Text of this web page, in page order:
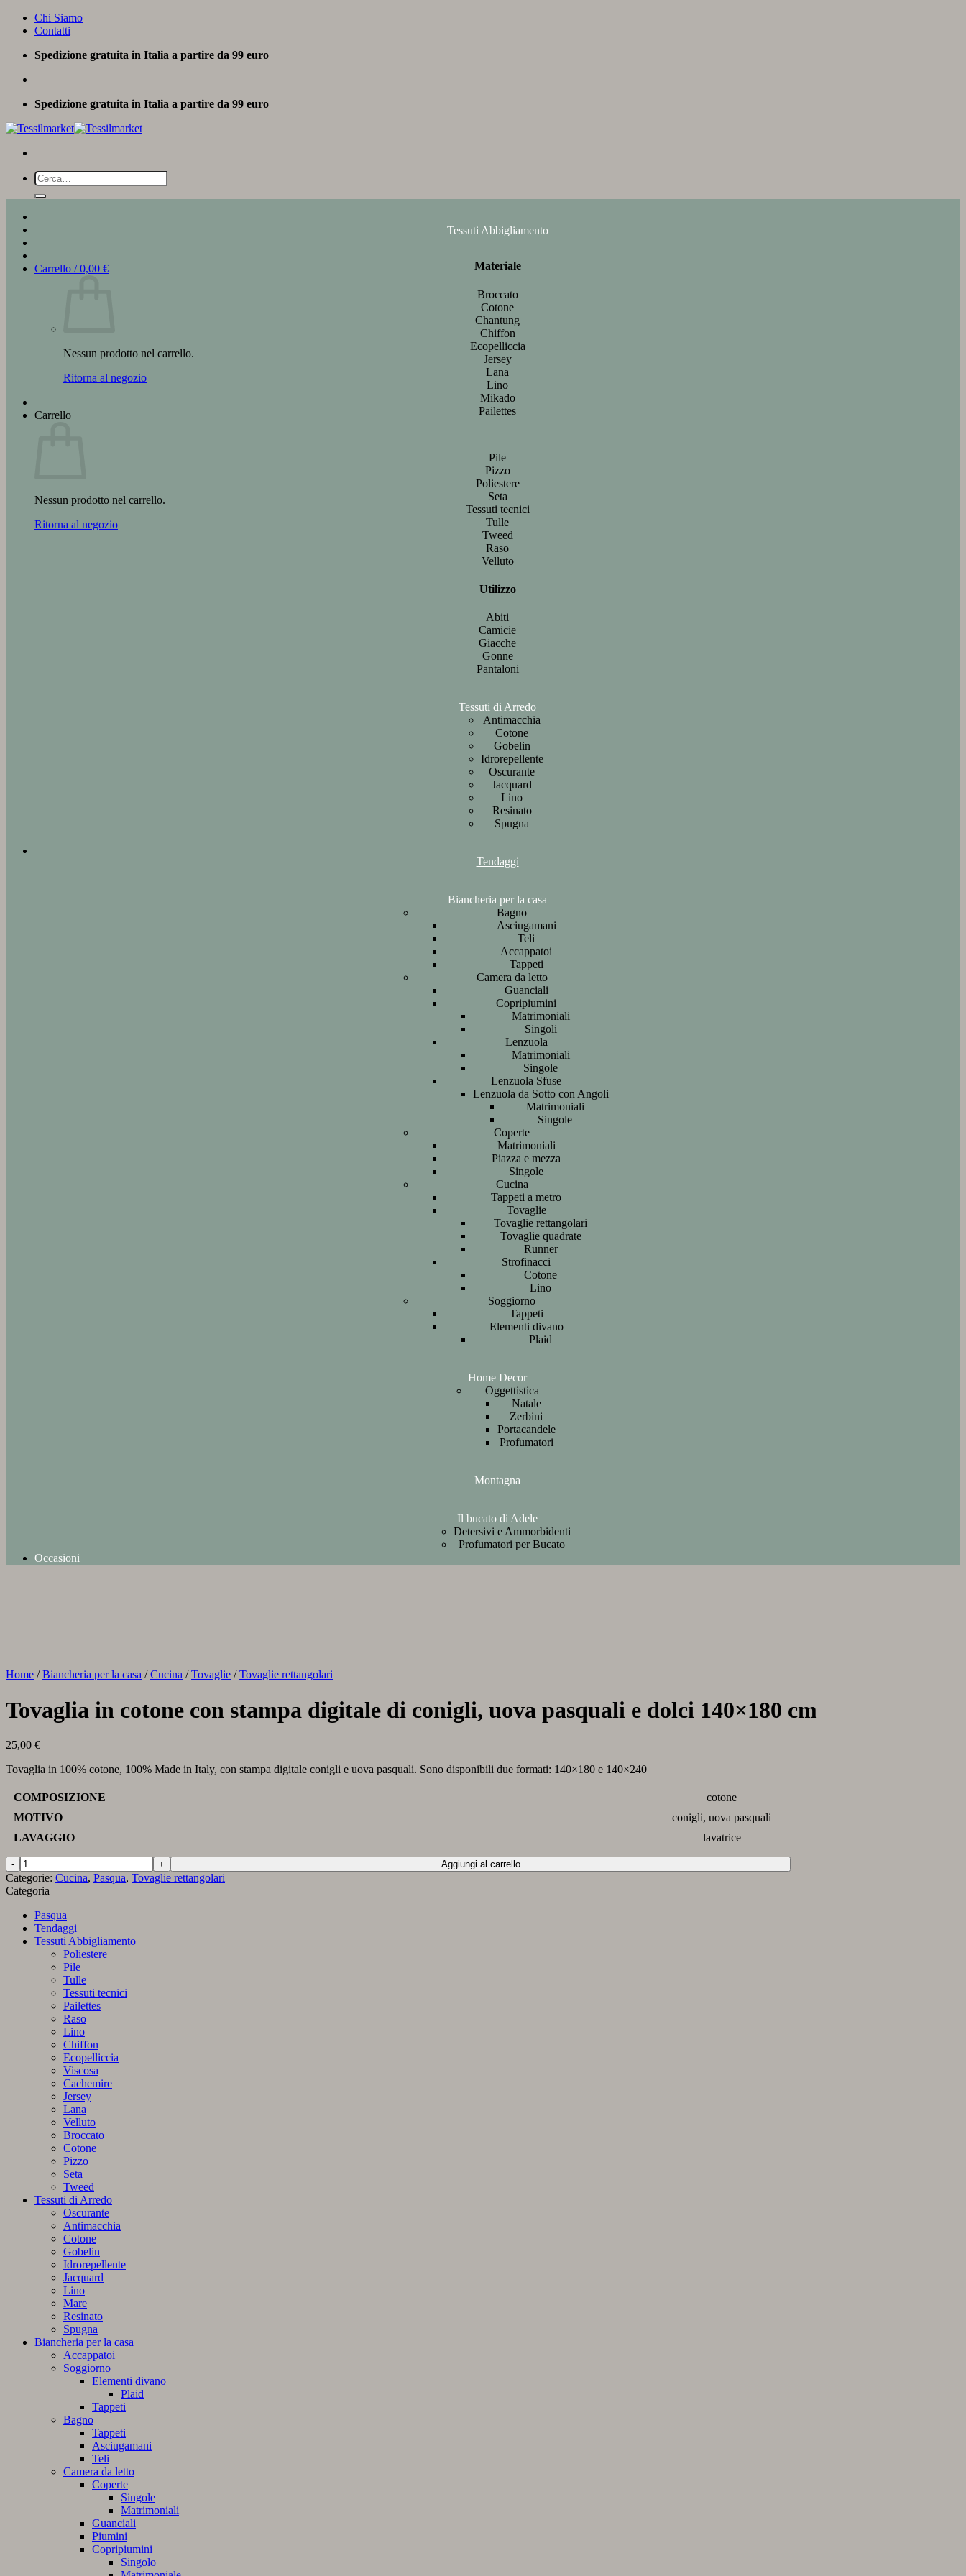
Salta
Chi Siamo
Contatti
Spedizione gratuita in Italia a partire da 99 euro
Spedizione gratuita in Italia a partire da 99 euro
Cerca:
Carrello /0,00 €
Nessun prodotto nel carrello.
Ritorna al negozio
Carrello
Nessun prodotto nel carrello.
Ritorna al negozio
Tessuti Abbigliamento
Materiale
Broccato
Cotone
Chantung
Chiffon
Ecopelliccia
Jersey
Lana
Lino
Mikado
Pailettes
Pile
Pizzo
Poliestere
Seta
Tessuti tecnici
Tulle
Tweed
Raso
Velluto
Utilizzo
Abiti
Camicie
Giacche
Gonne
Pantaloni
Tessuti di Arredo
Antimacchia
Cotone
Gobelin
Idrorepellente
Oscurante
Jacquard
Lino
Resinato
Spugna
Tendaggi
Biancheria per la casa
Bagno
Asciugamani
Teli
Accappatoi
Tappeti
Camera da letto
Guanciali
Copripiumini
Matrimoniali
Singoli
Lenzuola
Matrimoniali
Singole
Lenzuola Sfuse
Lenzuola da Sotto con Angoli
Matrimoniali
Singole
Coperte
Matrimoniali
Piazza e mezza
Singole
Cucina
Tappeti a metro
Tovaglie
Tovaglie rettangolari
Tovaglie quadrate
Runner
Strofinacci
Cotone
Lino
Soggiorno
Tappeti
Elementi divano
Plaid
Home Decor
Oggettistica
Natale
Zerbini
Portacandele
Profumatori
Montagna
Il bucato di Adele
Detersivi e Ammorbidenti
Profumatori per Bucato
Occasioni
Home / Biancheria per la casa / Cucina / Tovaglie / Tovaglie rettangolari
Tovaglia in cotone con stampa digitale di conigli, uova pasquali e dolci 140×180 cm
25,00 €
Tovaglia in 100% cotone, 100% Made in Italy, con stampa digitale conigli e uova pasquali. Sono disponibili due formati: 140×180 e 140×240
COMPOSIZIONE
cotone
MOTIVO
conigli, uova pasquali
LAVAGGIO
lavatrice
Tovaglia
in
cotone
stampa
digitale
Aggiungi al carrello
Categorie: Cucina, Pasqua, Tovaglie rettangolari
Categoria
Pasqua
Tendaggi
Tessuti Abbigliamento
Poliestere
Pile
Tulle
Tessuti tecnici
Pailettes
Raso
Lino
Chiffon
Ecopelliccia
Viscosa
Cachemire
Jersey
Lana
Velluto
Broccato
Cotone
Pizzo
Seta
Tweed
Tessuti di Arredo
Oscurante
Antimacchia
Cotone
Gobelin
Idrorepellente
Jacquard
Lino
Mare
Resinato
Spugna
Biancheria per la casa
Accappatoi
Soggiorno
Elementi divano
Plaid
Tappeti
Bagno
Tappeti
Asciugamani
Teli
Camera da letto
Coperte
Singole
Matrimoniali
Guanciali
Piumini
Copripiumini
Singolo